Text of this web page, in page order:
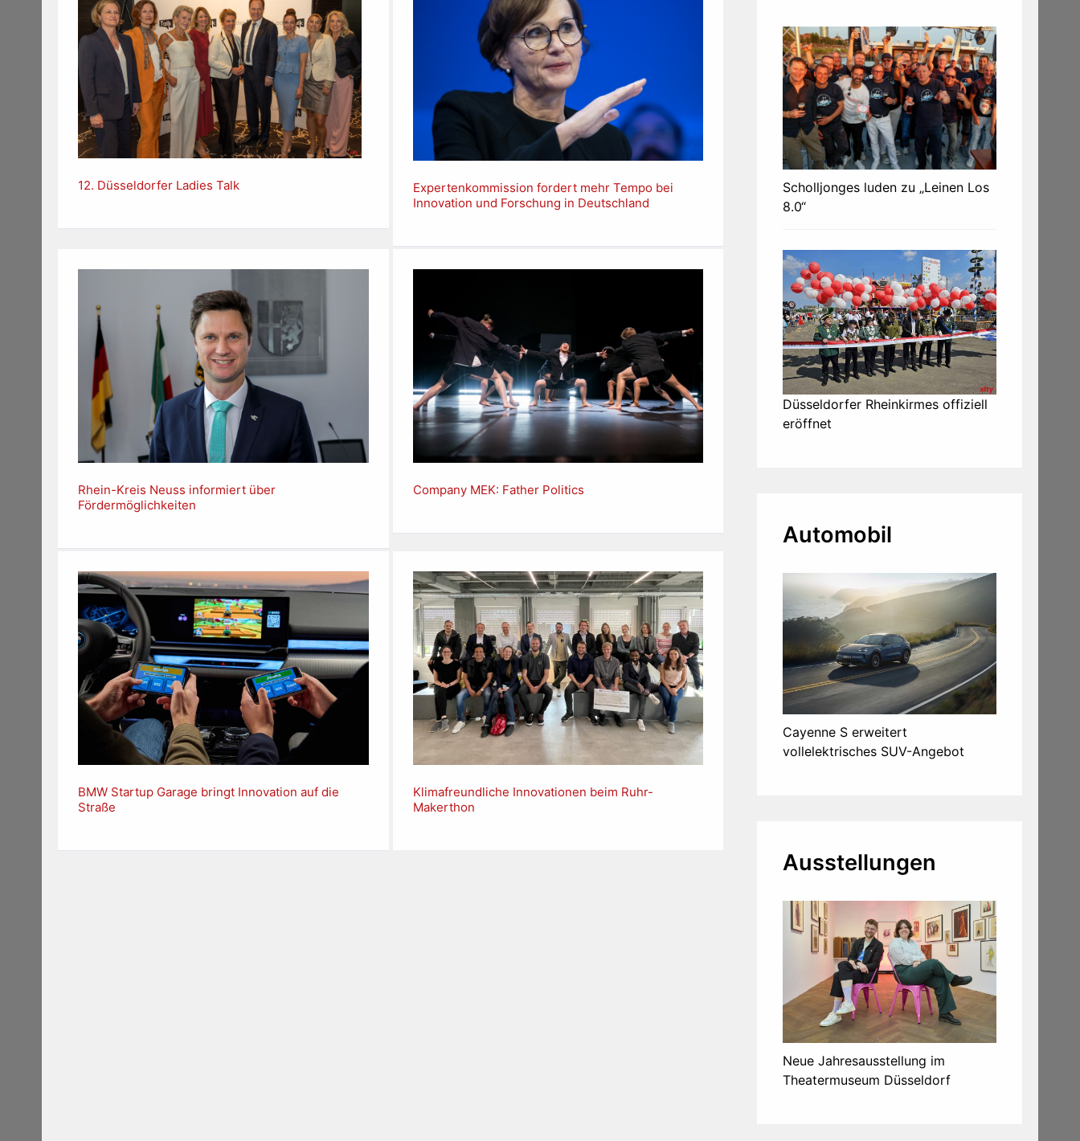
12. Düsseldorfer Ladies Talk
Expertenkommission fordert mehr Tempo bei
Innovation und Forschung in Deutschland
Rhein-Kreis Neuss informiert über
Fördermöglichkeiten
Company MEK: Father Politics
BMW Startup Garage bringt Innovation auf die
Straße
Klimafreundliche Innovationen beim Ruhr-
Makerthon
Scholljonges luden zu „Leinen Los
8.0“
Düsseldorfer Rheinkirmes offiziell
eröffnet
Automobil
Cayenne S erweitert
vollelektrisches SUV-Angebot
Ausstellungen
Neue Jahresausstellung im
Theatermuseum Düsseldorf